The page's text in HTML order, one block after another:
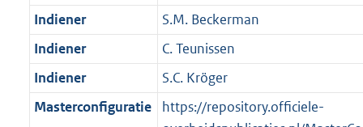
Indiener
S.M. Beckerman
Indiener
C. Teunissen
Indiener
S.C. Kröger
Masterconfiguratie
https://repository.officiele-